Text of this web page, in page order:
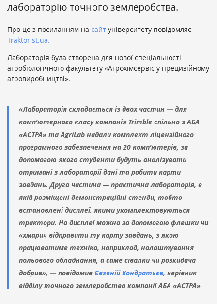
лабораторію точного землеробства.
Про це з посиланням на сайт університету повідомляє
Traktorist.ua.
Лабораторія була створена для нової спеціальності
агробіологічного факультету «Агрохімсервіс у прецизійному
агровиробництві».
«Лабораторія складається із двох частин — для
комп’ютерного класу компанія Trimble спільно з АБА
«АСТРА» та AgriLab надали комплект ліцензійного
програмного забезпечення на 20 комп’ютерів, за
допомогою якого студенти будуть аналізувати
отримані з лабораторії дані та робити карти
завдань. Друга частина — практична лабораторія, в
якій розміщені демонстраційні стенди, тобто
встановлені дисплеї, якими укомплектовуються
трактори. На дисплеї можна за допомогою флешки чи
«хмари» відправити ту карту завдань, з якою
працюватиме техніка, наприклад, налаштування
польового обладнання, а саме сівалки чи розкидача
добрив», — повідомив Євгеній Кондратьєв, керівник
відділу точного землеробства компанії АБА «АСТРА»